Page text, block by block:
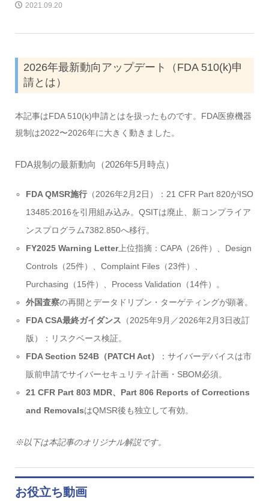
2021.09.20
2026年最新動向アップデート（FDA 510(k)申
請とは）
本記事はFDA 510(k)申請とはを扱ったものです。FDA医療機器
規制は2022〜2026年に大きく動きました。
FDA規制の最新動向（2026年5月時点）
FDA QMSR施行 （2026年2月2日）：21 CFR Part 820がISO
13485:2016を引用組み込み。QSITは廃止、新コンプライア
ンスプログラム7382.850へ移行。
FY2025 Warning Letter上位指摘：CAPA（26件）、Design
Controls（25件）、Complaint Files（23件）、
Purchasing（15件）、Process Validation（14件）。
外国査察の再開とデータドリブン・ターゲティングが顕著。
FDA CSA最終ガイダンス （2025年9月／2026年2月3日改訂
版）：リスクベース検証。
FDA Section 524B（PATCH Act）
：サイバーデバイスは市
販前申請でサイバーセキュリティ計画・SBOM必須。
21 CFR Part 803 MDR、Part 806 Reports of Corrections
and RemovalsはQMSR後も独立して有効。
※以下は本記事のオリジナル解説です。
お役立ち動画